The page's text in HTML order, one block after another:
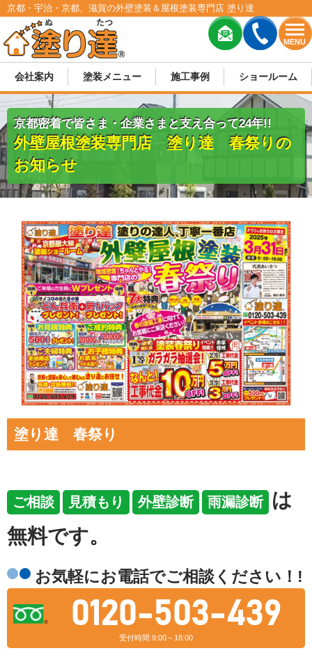
MENU
京都・宇治・京都、滋賀の外壁塗装＆屋根塗装専門店 塗り達
会社案内 塗装メニュー 施工事例 ショールーム
京都密着で皆さま・企業さまと支え合って24年!!
外壁屋根塗装専門店 塗り達 春祭りの
お知らせ
塗り達 春祭り
ご相談 見積もり 外壁診断 雨漏診断
は
無料です。
お気軽にお電話でご相談ください！!
0120-503-439
受付時間 9:00～18:00